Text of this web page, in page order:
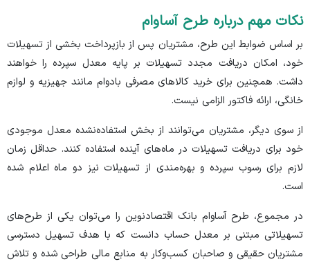
نکات مهم درباره طرح آساوام
بر اساس ضوابط این طرح، مشتریان پس از بازپرداخت بخشی از تسهیلات
خود، امکان دریافت مجدد تسهیلات بر پایه معدل سپرده را خواهند
داشت. همچنین برای خرید کالاهای مصرفی بادوام مانند جهیزیه و لوازم
خانگی، ارائه فاکتور الزامی نیست.
از سوی دیگر، مشتریان می‌توانند از بخش استفاده‌نشده معدل موجودی
خود برای دریافت تسهیلات در ماه‌های آینده استفاده کنند. حداقل زمان
لازم برای رسوب سپرده و بهره‌مندی از تسهیلات نیز دو ماه اعلام شده
است.
در مجموع، طرح آساوام بانک اقتصادنوین را می‌توان یکی از طرح‌های
تسهیلاتی مبتنی بر معدل حساب دانست که با هدف تسهیل دسترسی
مشتریان حقیقی و صاحبان کسب‌وکار به منابع مالی طراحی شده و تلاش